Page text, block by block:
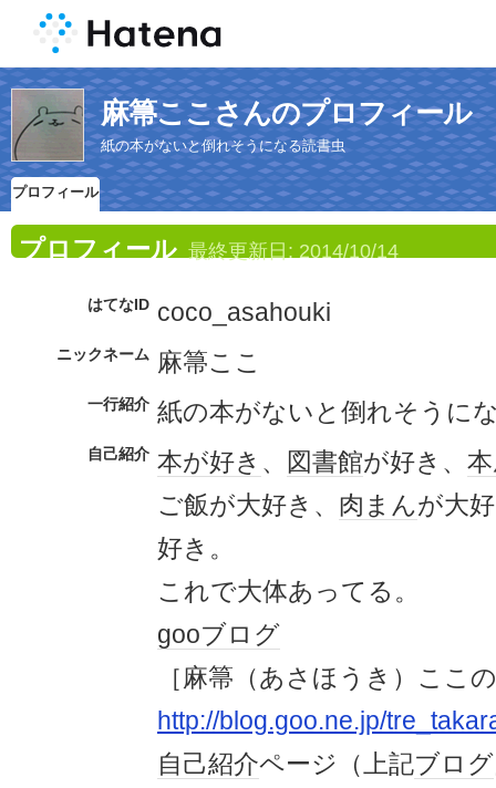
麻箒ここさんのプロフィール
紙の本がないと倒れそうになる読書虫
プロフィール
プロフィール 最終更新日: 2014/10/14
はてなID coco_asahouki
ニックネーム 麻箒ここ
一行紹介 紙の本がないと倒れそうに
自己紹介 本が好き 、 図書館が好き、
ご飯が大好き、 肉まんが大
好き。
これで大体あってる。
gooブログ
［麻箒（あさほうき）ここの
http://blog.goo.ne.jp/
自己紹介ページ（上記ブログ